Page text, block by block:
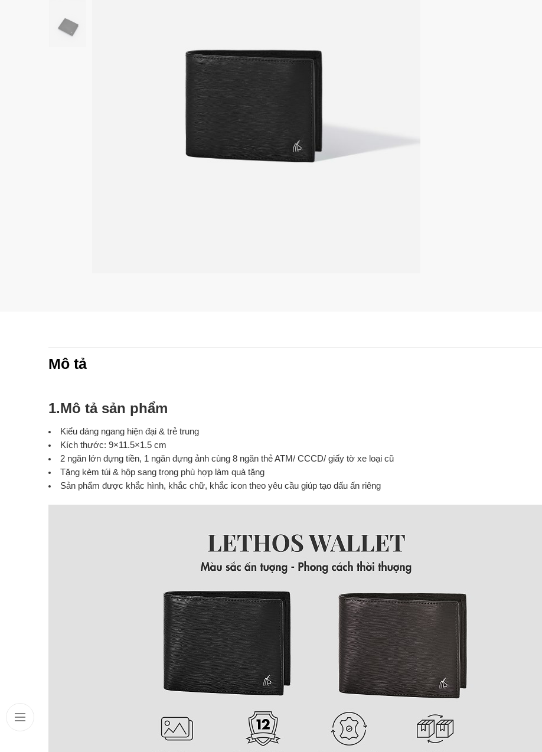
Mô tả
1.Mô tả sản phẩm
Kiểu dáng ngang hiện đại & trẻ trung
Kích thước: 9×11.5×1.5 cm
2 ngăn lớn đựng tiền, 1 ngăn đựng ảnh cùng 8 ngăn thẻ ATM/ CCCD/ giấy tờ xe loại cũ
Tặng kèm túi & hộp sang trọng phù hợp làm quà tặng
Sản phẩm được khắc hình, khắc chữ, khắc icon theo yêu cầu giúp tạo dấu ấn riêng